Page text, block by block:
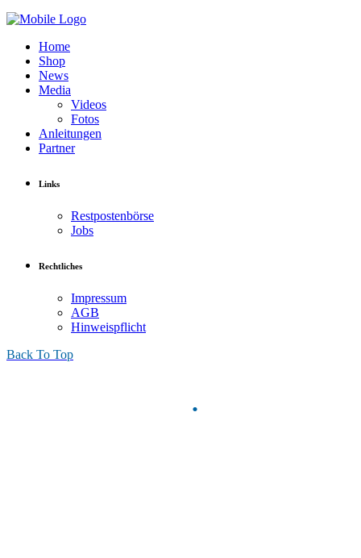
Home
Shop
News
Media
Videos
Fotos
Anleitungen
Partner
Links
Restpostenbörse
Jobs
Rechtliches
Impressum
AGB
Hinweispflicht
Back To Top
.